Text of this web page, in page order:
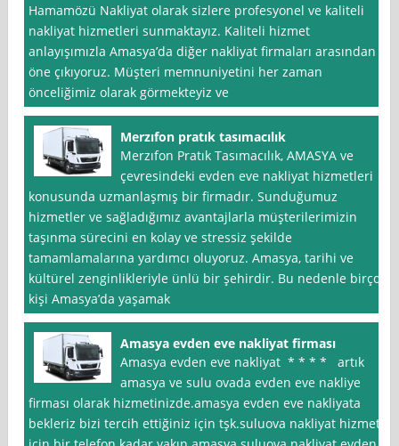
Hamamözü Nakliyat olarak sizlere profesyonel ve kaliteli
nakliyat hizmetleri sunmaktayız. Kaliteli hizmet
anlayışımızla Amasya’da diğer nakliyat firmaları arasından
öne çıkıyoruz. Müşteri memnuniyetini her zaman
önceliğimiz olarak görmekteyiz ve
Merzıfon pratık tasımacılık
Merzıfon Pratık Tasımacılık, AMASYA ve
çevresindeki evden eve nakliyat hizmetleri
konusunda uzmanlaşmış bir firmadır. Sunduğumuz
hizmetler ve sağladığımız avantajlarla müşterilerimizin
taşınma sürecini en kolay ve stressiz şekilde
tamamlamalarına yardımcı oluyoruz. Amasya, tarihi ve
kültürel zenginlikleriyle ünlü bir şehirdir. Bu nedenle birçok
kişi Amasya’da yaşamak
Amasya evden eve nakliyat firması
Amasya evden eve nakliyat * * * * artık
amasya ve sulu ovada evden eve nakliye
firması olarak hizmetinizde.amasya evden eve nakliyata
bekleriz bizi tercih ettiğiniz için tşk.suluova nakliyat hizmet